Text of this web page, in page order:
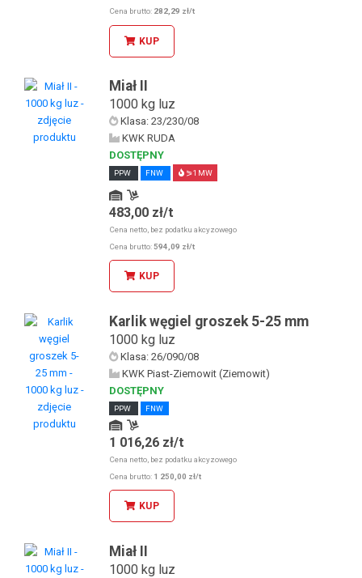
Cena brutto: 282,29 zł/t
KUP
Miał II
1000 kg luz
Klasa: 23/230/08
KWK RUDA
DOSTĘPNY
PPW FNW ⪖1 MW
Odbiór osobisty u KDW
Odbiór osobisty w sklepie stacjonarnym
483,00 zł/t
Cena netto, bez podatku akcyzowego
Cena brutto:594,09 zł/t
KUP
Karlik węgiel groszek 5-25 mm
1000 kg luz
Klasa: 26/090/08
KWK Piast-Ziemowit (Ziemowit)
DOSTĘPNY
PPW FNW
Odbiór osobisty u KDW
Odbiór osobisty w sklepie stacjonarnym
1 016,26 zł/t
Cena netto, bez podatku akcyzowego
Cena brutto: 1 250,00 zł/t
KUP
Miał II
1000 kg luz